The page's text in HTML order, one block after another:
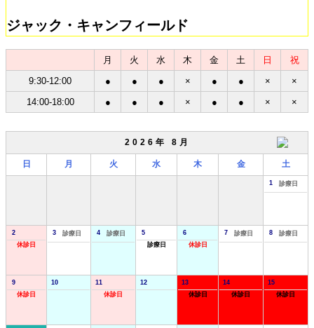
ジャック・キャンフィールド
月 火 水 木 金 土 日
祝
9:30-12:00
● ● ● × ● ● ×
×
14:00-18:00
● ● ● × ● ● × ×
2026年 8月
日 月 火 水 木 金 土
1 診療日
2
休診日
3 診療日 4 診療日
5
診療日
6
休診日
7 診療日 8 診療日
9
休診日
10
11
休診日
12
13
休診日
14
休診日
15
休診日